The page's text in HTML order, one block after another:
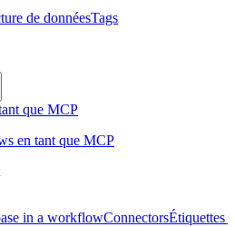
de donnéesTags
que MCP
en tant que MCP
in a workflowConnectorsÉtiquettes